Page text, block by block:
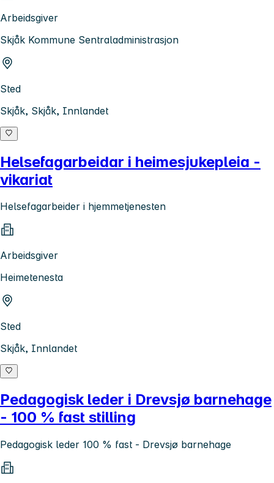
Arbeidsgiver
Skjåk Kommune Sentraladministrasjon
Sted
Skjåk, Skjåk, Innlandet
Helsefagarbeidar i heimesjukepleia -
vikariat
Helsefagarbeider i hjemmetjenesten
Arbeidsgiver
Heimetenesta
Sted
Skjåk, Innlandet
Pedagogisk leder i Drevsjø barnehage
- 100 % fast stilling
Pedagogisk leder 100 % fast - Drevsjø barnehage